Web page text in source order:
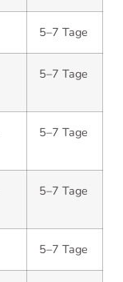
5–7 Tage
5–7 Tage
5–7 Tage
5–7 Tage
5–7 Tage